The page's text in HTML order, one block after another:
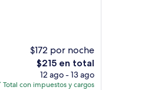
$172 por noche
El
precio
actual
$215 en total
12 ago - 13 ago
Total con impuestos y cargos